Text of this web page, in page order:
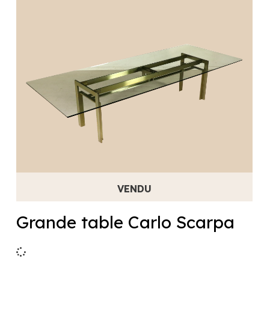
Grande table Carlo Scarpa